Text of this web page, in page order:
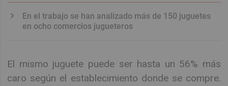
En el trabajo se han analizado más de 150 juguetes
en ocho comercios jugueteros
El mismo juguete puede ser hasta un 56% más
caro según el establecimiento donde se compre.